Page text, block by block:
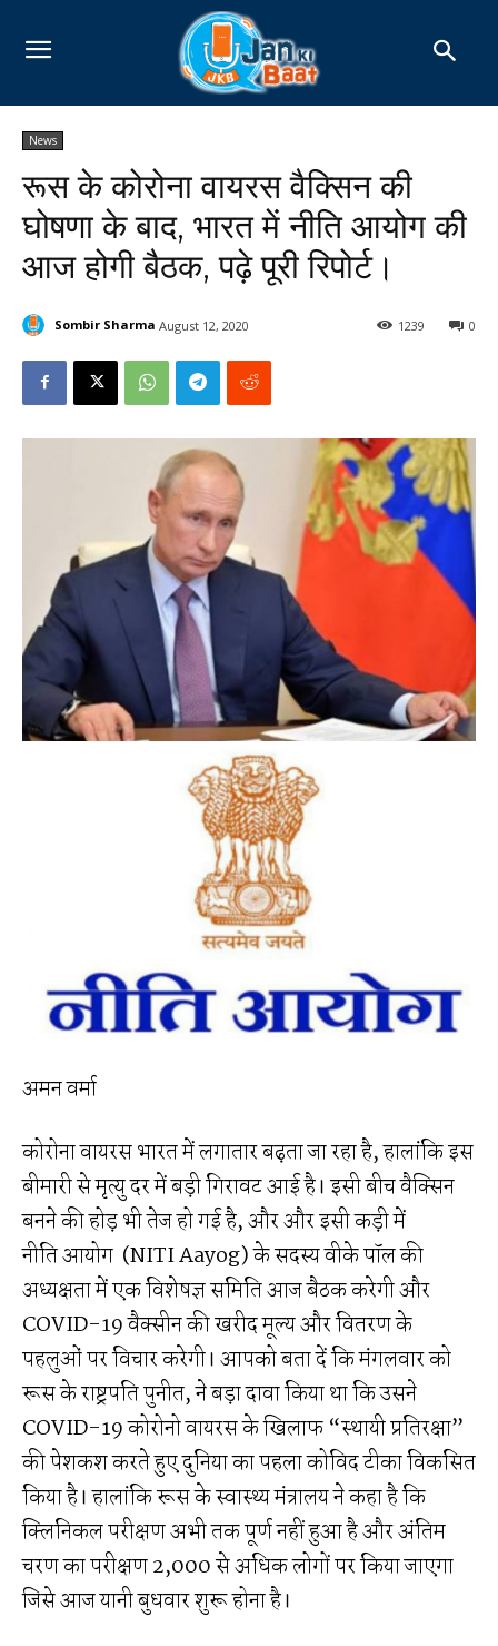
News
रूस के कोरोना वायरस वैक्सिन की
घोषणा के बाद, भारत में नीति आयोग की
आज होगी बैठक, पढ़े पूरी रिपोर्ट।
Sombir Sharma August 12, 2020 0
1239
अमन वर्मा
कोरोना वायरस भारत में लगातार बढ़ता जा रहा है, हालांकि इस
बीमारी से मृत्यु दर में बड़ी गिरावट आई है। इसी बीच वैक्सिन
बनने की होड़ भी तेज हो गई है, और और इसी कड़ी में
नीति आयोग (NITI Aayog) के सदस्य वीके पॉल की
अध्यक्षता में एक विशेषज्ञ समिति आज बैठक करेगी और
COVID-19 वैक्सीन की खरीद मूल्य और वितरण के
पहलुओं पर विचार करेगी। आपको बता दें कि मंगलवार को
रूस के राष्ट्रपति पुनीत, ने बड़ा दावा किया था कि उसने
COVID-19 कोरोनो वायरस के खिलाफ “स्थायी प्रतिरक्षा”
की पेशकश करते हुए दुनिया का पहला कोविद टीका विकसित
किया है। हालांकि रूस के स्वास्थ्य मंत्रालय ने कहा है कि
क्लिनिकल ​​परीक्षण अभी तक पूर्ण नहीं हुआ है और अंतिम
चरण का परीक्षण 2,000 से अधिक लोगों पर किया जाएगा
जिसे आज यानी बुधवार शुरू होना है।